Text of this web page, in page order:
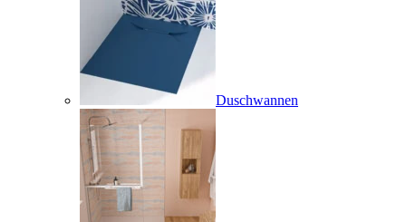
Duschwannen